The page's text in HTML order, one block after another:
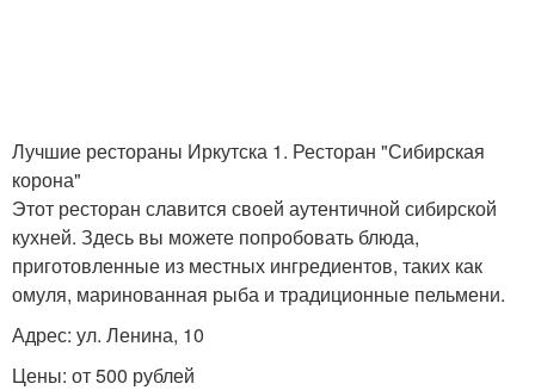
Лучшие рестораны Иркутска 1. Ресторан "Сибирская
корона"
Этот ресторан славится своей аутентичной сибирской
кухней. Здесь вы можете попробовать блюда,
приготовленные из местных ингредиентов, таких как
омуля, маринованная рыба и традиционные пельмени.
Адрес: ул. Ленина, 10
Цены: от 500 рублей